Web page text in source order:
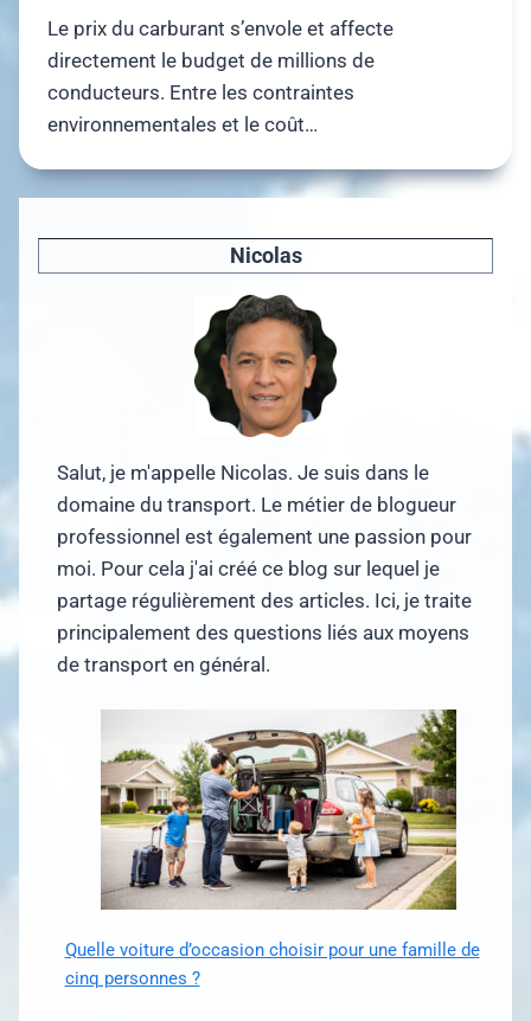
Le prix du carburant s’envole et affecte
directement le budget de millions de
conducteurs. Entre les contraintes
environnementales et le coût…
Nicolas
Salut, je m'appelle Nicolas. Je suis dans le
domaine du transport. Le métier de blogueur
professionnel est également une passion pour
moi. Pour cela j'ai créé ce blog sur lequel je
partage régulièrement des articles. Ici, je traite
principalement des questions liés aux moyens
de transport en général.
Quelle voiture d’occasion choisir pour une famille de
cinq personnes ?